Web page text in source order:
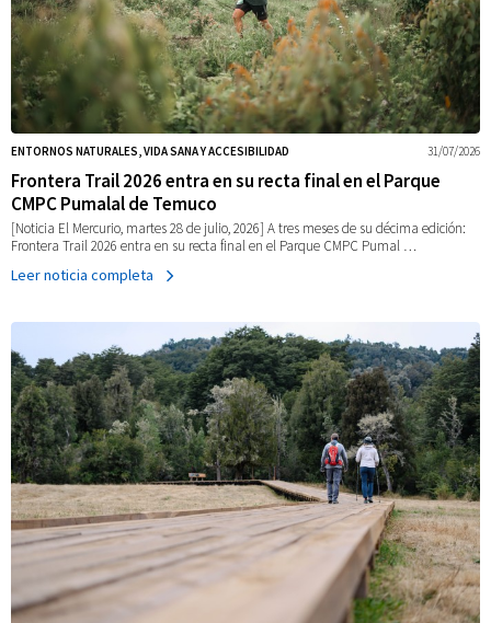
31/07/2026
ENTORNOS NATURALES, VIDA SANA Y ACCESIBILIDAD
Frontera Trail 2026 entra en su recta final en el Parque
CMPC Pumalal de Temuco
[Noticia El Mercurio, martes 28 de julio, 2026] A tres meses de su décima edición:
Frontera Trail 2026 entra en su recta final en el Parque CMPC Pumal …
Leer noticia completa